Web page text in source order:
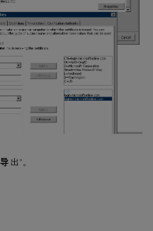
出”。